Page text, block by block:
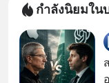
กำลังนิยมใน